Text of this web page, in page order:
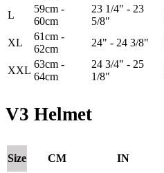
L
59cm -
60cm
23 1/4" - 23
5/8"
XL
61cm -
62cm
24" - 24 3/8"
XXL
63cm -
64cm
24 3/4" - 25
1/8"
V3 Helmet
Size CM IN